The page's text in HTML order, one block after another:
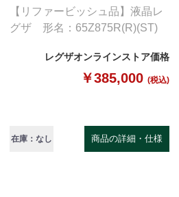
【リファービッシュ品】液晶レ
グザ 形名：65Z875R(R)(ST)
レグザオンラインストア価格
￥385,000 (税込)
在庫：なし 商品の詳細・仕様